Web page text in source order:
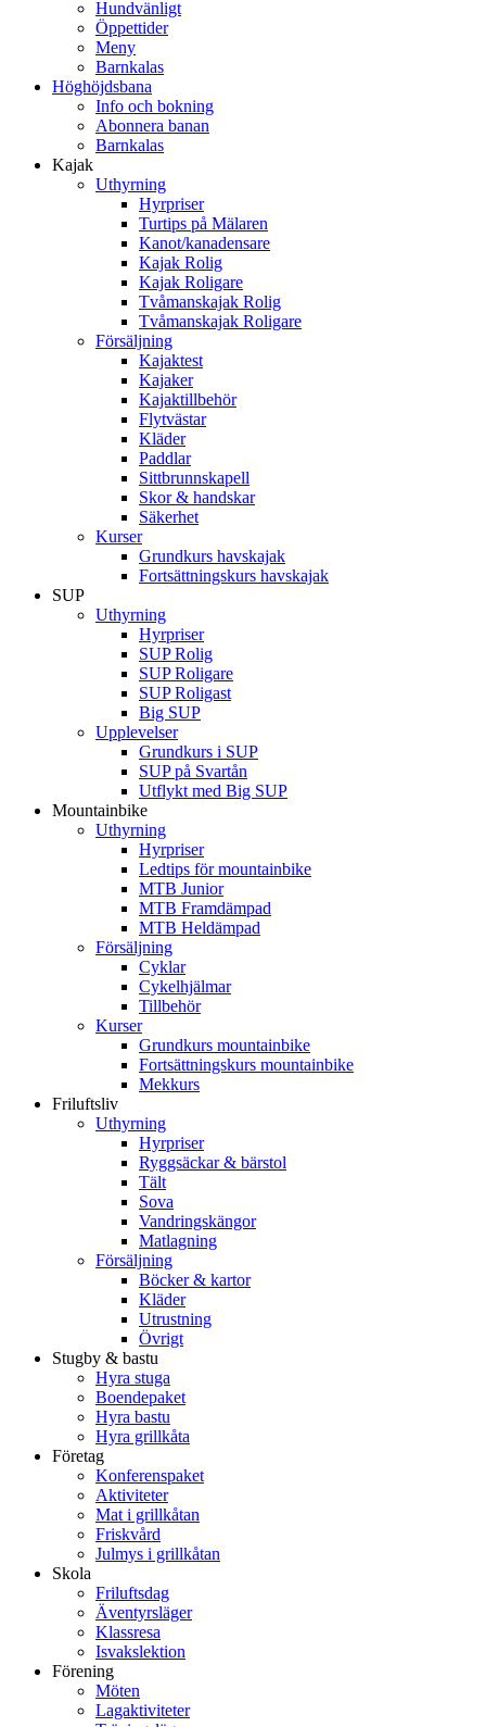
Hundvänligt
Öppettider
Meny
Barnkalas
Höghöjdsbana
Info och bokning
Abonnera banan
Barnkalas
Kajak
Uthyrning
Hyrpriser
Turtips på Mälaren
Kanot/kanadensare
Kajak Rolig
Kajak Roligare
Tvåmanskajak Rolig
Tvåmanskajak Roligare
Försäljning
Kajaktest
Kajaker
Kajaktillbehör
Flytvästar
Kläder
Paddlar
Sittbrunnskapell
Skor & handskar
Säkerhet
Kurser
Grundkurs havskajak
Fortsättningskurs havskajak
SUP
Uthyrning
Hyrpriser
SUP Rolig
SUP Roligare
SUP Roligast
Big SUP
Upplevelser
Grundkurs i SUP
SUP på Svartån
Utflykt med Big SUP
Mountainbike
Uthyrning
Hyrpriser
Ledtips för mountainbike
MTB Junior
MTB Framdämpad
MTB Heldämpad
Försäljning
Cyklar
Cykelhjälmar
Tillbehör
Kurser
Grundkurs mountainbike
Fortsättningskurs mountainbike
Mekkurs
Friluftsliv
Uthyrning
Hyrpriser
Ryggsäckar & bärstol
Tält
Sova
Vandringskängor
Matlagning
Försäljning
Böcker & kartor
Kläder
Utrustning
Övrigt
Stugby & bastu
Hyra stuga
Boendepaket
Hyra bastu
Hyra grillkåta
Företag
Konferenspaket
Aktiviteter
Mat i grillkåtan
Friskvård
Julmys i grillkåtan
Skola
Friluftsdag
Äventyrsläger
Klassresa
Isvakslektion
Förening
Möten
Lagaktiviteter